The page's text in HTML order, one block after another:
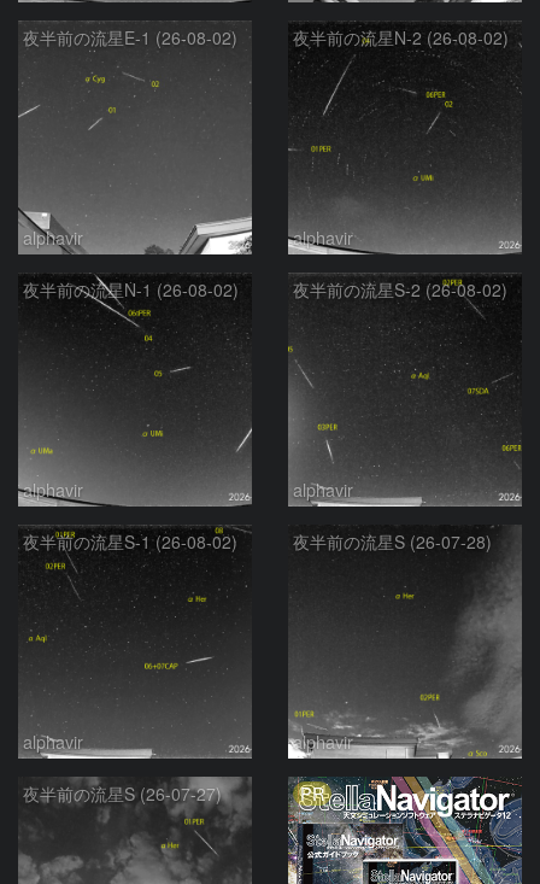
夜半前の流星E-1 (26-08-02)
alphavir
夜半前の流星N-2 (26-08-02)
alphavir
夜半前の流星N-1 (26-08-02)
alphavir
夜半前の流星S-2 (26-08-02)
alphavir
夜半前の流星S-1 (26-08-02)
alphavir
夜半前の流星S (26-07-28)
alphavir
夜半前の流星S (26-07-27) PR